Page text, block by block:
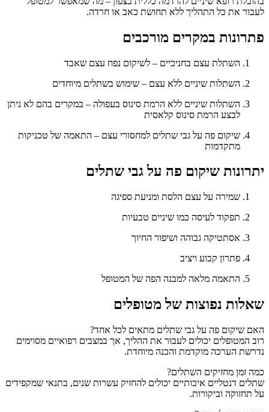
לעבור את כל התהליך ללא תחושת כאב או חרדה.
פתרונות במקרים מורכבים
השתלת עצם בחניכיים – לשיקום נפח עצם שאבד
השתלות שיניים ללא עצם – שימוש בשתלים מיוחדים
השתלות שיניים ללא הרמת סינוס בעפולה – במקרים בהם לא ניתן
לבצע הרמת סינוס קלאסית
שיקום פה על גבי שתלים למחסורי עצם – התאמה של טכניקות
מתקדמות
יתרונות שיקום פה על גבי שתלים
שמירה על עצם הלסת ומניעת ספיגה
תפקוד לעיסה כמו שיניים טבעיות
אסתטיקה גבוהה ושיפור החיוך
פתרון קבוע ויציב
התאמה מלאה למבנה הפה של המטופל
שאלות נפוצות של מטופלים
האם שיקום פה על גבי שתלים מתאים לכל אחד?
רוב המטופלים יכולים לעבור את ההליך, אך במצבים רפואיים מסוימים
נדרשת הערכה מוקדמת והכנה מיוחדת.
כמה זמן מחזיקים השתלים?
שתלים דנטליים איכותיים יכולים להחזיק עשרות שנים, בתנאי שמקפידים
על תחזוקה וביקורות.